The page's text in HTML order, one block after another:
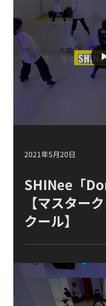
2021年5月20日
SHINee「
【マスター
クール】